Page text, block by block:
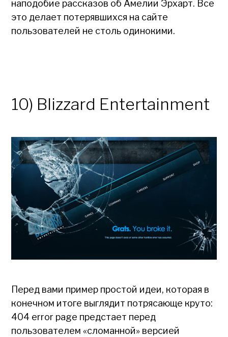
наподобие рассказов об Амелии Эрхарт. Все
это делает потерявшихся на сайте
пользователей не столь одинокими.
10) Blizzard Entertainment
Перед вами пример простой идеи, которая в
конечном итоге выглядит потрясающе круто:
404 error page предстает перед
пользователем «сломанной» версией